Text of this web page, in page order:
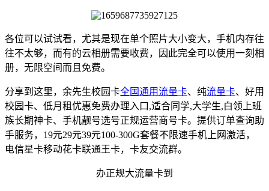
各位可以试试看，尤其是现在单个照片大小变大，手机内存往
往不太够，而有的云相册需要收费，因此完全可以使用一刻相
册，无限空间而且免费。
分享到这里，余先生校园卡全国通用流量卡、纯流量卡、好用
校园卡、低月租优惠免费办理入口,适合同学,大学生,白领上班
族长期神卡、手机靓号选号正规运营商号卡。提供订单查询助
手服务，19元29元39元100-300G套餐不限速手机上网激活，
电信星卡移动花卡联通王卡，卡友交流群。
办正规大流量卡到